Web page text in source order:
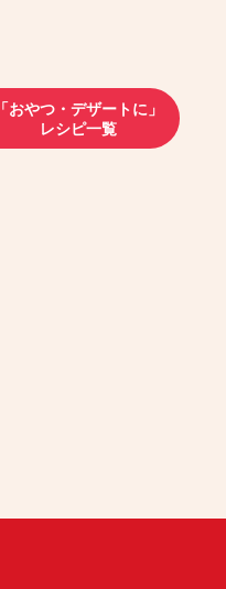
「おやつ・デザートに」
レシピ一覧